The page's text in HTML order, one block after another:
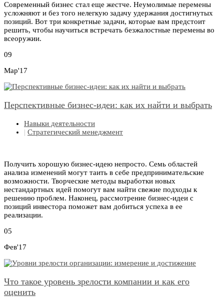
Современный бизнес стал еще жестче. Неумолимые перемены
усложняют и без того нелегкую задачу удержания достигнутых
позиций. Вот три конкретные задачи, которые вам предстоит
решить, чтобы научиться встречать безжалостные перемены во
всеоружии.
09
Мар'17
Перспективные бизнес-идеи: как их найти и выбрать
Навыки деятельности
| Стратегический менеджмент
Получить хорошую бизнес-идею непросто. Семь областей
анализа изменений могут таить в себе предпринимательские
возможности. Творческие методы выработки новых
нестандартных идей помогут вам найти свежие подходы к
решению проблем. Наконец, рассмотрение бизнес-идеи с
позиций инвестора поможет вам добиться успеха в ее
реализации.
05
Фев'17
Что такое уровень зрелости компании и как его
оценить